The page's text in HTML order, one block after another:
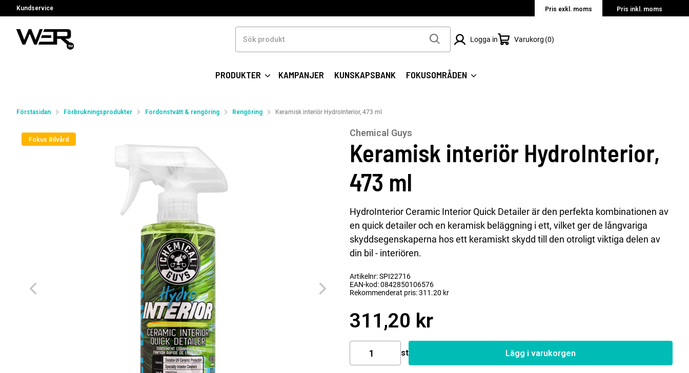
Kundservice Pris exkl. moms Pris inkl. moms
produkt
Logga in Varukorg 0
PRODUKTER KAMPANJER KUNSKAPSBANK FOKUSOMRÅDEN
Förstasidan Förbrukningsprodukter Fordonstvätt & rengöring Rengöring Keramisk interiör HydroInterior, 473 ml
Fokus Bilvård
Chemical Guys
Keramisk interiör HydroInterior,
473 ml
HydroInterior Ceramic Interior Quick Detailer är den perfekta kombinationen av
en quick detailer och en keramisk beläggning i ett, vilket ger de långvariga
skyddsegenskaperna hos ett keramiskt skydd till den otroligt viktiga delen av
din bil - interiören.
Artikelnr: SPI22716
EAN-kod: 0842850106576
Rekommenderat pris: 311.20 kr
311,20 kr
st Lägg i varukorgen